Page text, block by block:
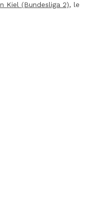
Kiel (Bundesliga 2), le